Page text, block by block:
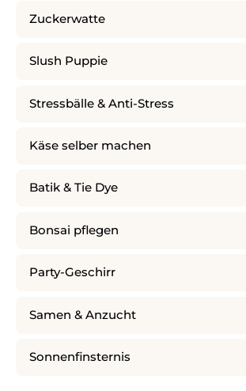
Zuckerwatte
Slush Puppie
Stressbälle & Anti-Stress
Käse selber machen
Batik & Tie Dye
Bonsai pflegen
Party-Geschirr
Samen & Anzucht
Sonnenfinsternis